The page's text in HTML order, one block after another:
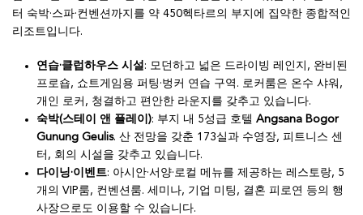
터 숙박·스파·컨벤션까지를 약 450헥타르의 부지에 집약한 종합적인
리조트입니다.
연습·클럽하우스 시설 : 모던하고 넓은 드라이빙 레인지, 완비된
프로숍, 쇼트게임용 퍼팅·벙커 연습 구역. 로커룸은 온수 샤워,
개인 로커, 청결하고 편안한 라운지를 갖추고 있습니다.
숙박(스테이 앤 플레이): 부지 내 5성급 호텔 Angsana Bogor
Gunung Geulis. 산 전망을 갖춘 173실과 수영장, 피트니스 센
터, 회의 시설을 갖추고 있습니다.
다이닝·이벤트: 아시안·서양·로컬 메뉴를 제공하는 레스토랑, 5
개의 VIP룸, 컨벤션룸. 세미나, 기업 미팅, 결혼 피로연 등의 행
사장으로도 이용할 수 있습니다.